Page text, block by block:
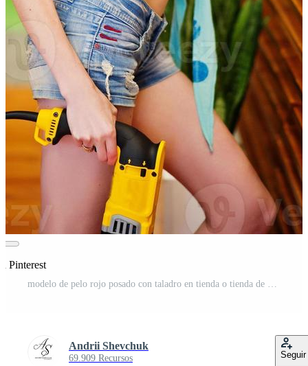
Pinterest
modelo de pelo rojo posado con taladro en tienda o tienda de herramientas de trabajo. Foto Pro
Andrii Shevchuk
69.909 Recursos Seguir